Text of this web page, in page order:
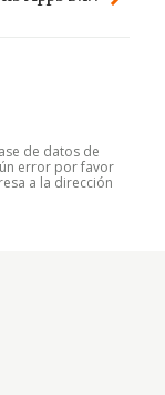
de datos de
error por favor
a la dirección